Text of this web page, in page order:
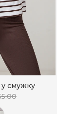
у смужку